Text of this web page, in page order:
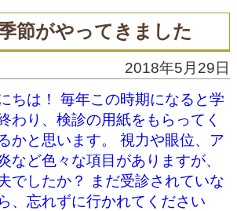
節がやってきました
2018年5月29日
ちは！ 毎年この時期になると学
わり、検診の用紙をもらってく
かと思います。 視力や眼位、ア
など色々な項目がありますが、
でしたか？ まだ受診されていな
、忘れずに行かれてください